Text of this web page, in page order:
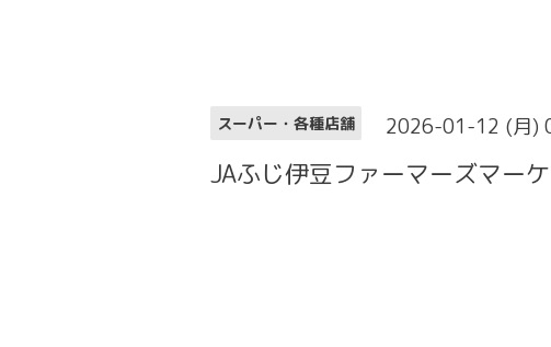
スーパー・各種店舗 2026-01-12 (月)
JAふじ伊豆ファーマーズマー